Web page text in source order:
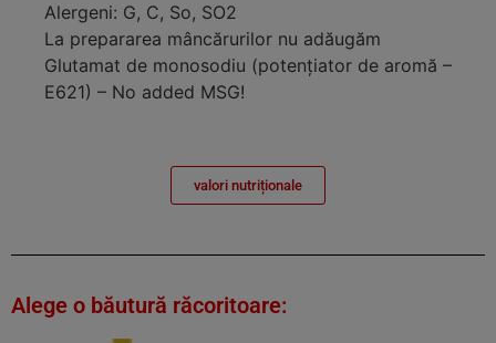
Alergeni: G, C, So, SO2
La prepararea mâncărurilor nu adăugăm
Glutamat de monosodiu (potenţiator de aromă –
E621) – No added MSG!
valori nutriționale
Alege o băutură răcoritoare: